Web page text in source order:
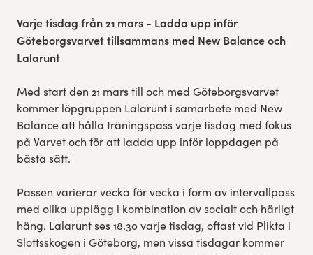
Varje tisdag från 21 mars - Ladda upp inför
Göteborgsvarvet tillsammans med NewBalance och
Lalarunt
Med start den 21 mars till och med Göteborgsvarvet
kommer löpgruppen Lalarunt i samarbete med New
Balance att hålla träningspass varje tisdag med fokus
på Varvet och för att ladda upp inför loppdagen på
bästa sätt.
Passen varierar vecka för vecka i form av intervallpass
med olika upplägg i kombination av socialt och härligt
häng. Lalarunt ses 18.30 varje tisdag, oftast vid Plikta i
Slottsskogen i Göteborg, men vissa tisdagar kommer